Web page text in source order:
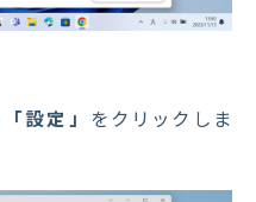
「設定」
をクリックしま